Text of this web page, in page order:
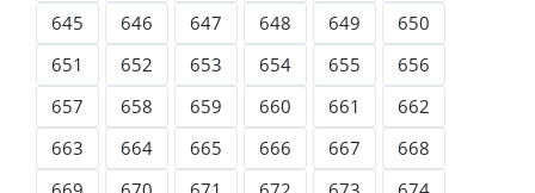
645
646 647 648 649
650
651
652 653 654 655
656
657
658 659 660 661
662
663
664 665 666 667
668